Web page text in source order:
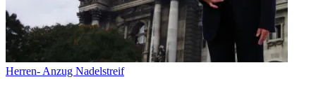
Herren- Anzug Nadelstreif